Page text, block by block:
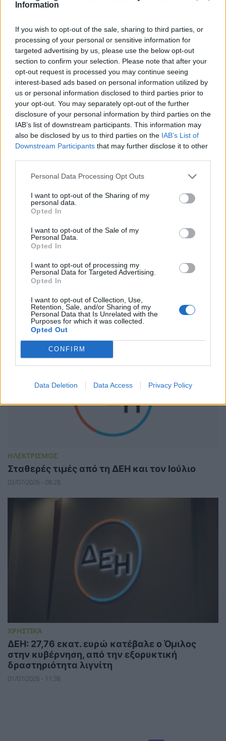
Information
If you wish to opt-out of the sale, sharing to third parties, or
processing of your personal or sensitive information for
targeted advertising by us, please use the below opt-out
section to confirm your selection. Please note that after your
opt-out request is processed you may continue seeing
interest-based ads based on personal information utilized by
us or personal information disclosed to third parties prior to
your opt-out. You may separately opt-out of the further
disclosure of your personal information by third parties on the
IAB’s list of downstream participants. This information may
also be disclosed by us to third parties on the IAB’s List of
Downstream Participants that may further disclose it to other
Personal Data Processing Opt Outs
I want to opt-out of the Sharing of my
personal data.
Opted In
I want to opt-out of the Sale of my
Personal Data.
Opted In
I want to opt-out of processing my
Personal Data for Targeted Advertising.
Opted In
I want to opt-out of Collection, Use,
Retention, Sale, and/or Sharing of my
Personal Data that Is Unrelated with the
Purposes for which it was collected.
Opted Out
CONFIRM
Data Deletion Data Access Privacy Policy
energyoutloud.gr: Ο απόλυτος ψηφιακός
προορισμός για μουσική, πολιτισμό και
αθλητισμό με την ενέργεια της ΔΕΗ
08/07/2026 - 10:40
ΣΠΑΡΚΑΤΟΣ: Κάλεσμα στο συλλαλητήριο της
9ης Ιουλίου 2026 στην Κοζάνη
02/07/2026 - 11:57
ΗΛΕΚΤΡΙΣΜΟΣ
Σταθερές τιμές από τη ΔΕΗ και τον Ιούλιο
02/07/2026 - 08:28
ΧΡΗΣΤΙΚΑ
ΔΕΗ: 27,76 εκατ. ευρώ κατέβαλε ο Όμιλος
στην κυβέρνηση, από την εξορυκτική
δραστηριότητα λιγνίτη
01/07/2026 - 11:38